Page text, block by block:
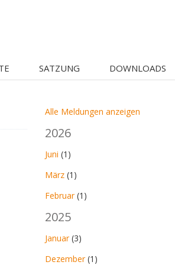
SATZUNG DOWNLOADS
Alle Meldungen anzeigen
2026
Juni (1)
März (1)
Februar(1)
2025
Januar(3)
Dezember(1)